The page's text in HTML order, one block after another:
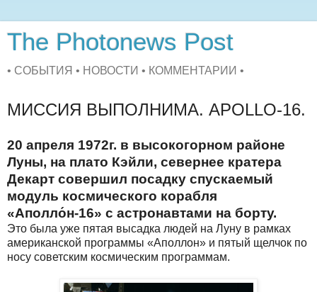
The Photonews Post
• СОБЫТИЯ • НОВОСТИ • КОММЕНТАРИИ •
МИССИЯ ВЫПОЛНИМА. APOLLO-16.
20 апреля 1972г. в высокогорном районе
Луны, на плато Кэйли, севернее кратера
Декарт совершил посадку спускаемый
модуль космического корабля
«Аполло́н-16» с астронавтами на борту.
Это была уже пятая высадка людей на Луну в рамках
американской программы «Аполлон» и пятый щелчок по
носу советским космическим программам.